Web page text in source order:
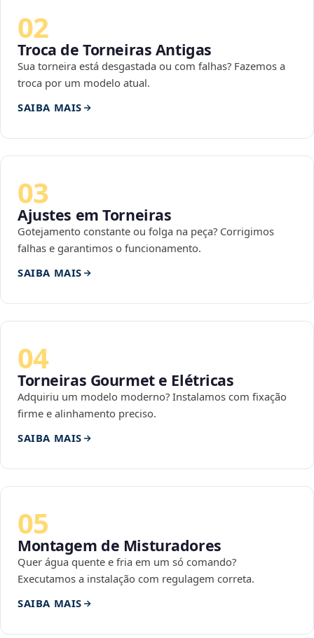
02
Troca de Torneiras Antigas
Sua torneira está desgastada ou com falhas? Fazemos a
troca por um modelo atual.
SAIBA MAIS
03
Ajustes em Torneiras
Gotejamento constante ou folga na peça? Corrigimos
falhas e garantimos o funcionamento.
SAIBA MAIS
04
Torneiras Gourmet e Elétricas
Adquiriu um modelo moderno? Instalamos com fixação
firme e alinhamento preciso.
SAIBA MAIS
05
Montagem de Misturadores
Quer água quente e fria em um só comando?
Executamos a instalação com regulagem correta.
SAIBA MAIS